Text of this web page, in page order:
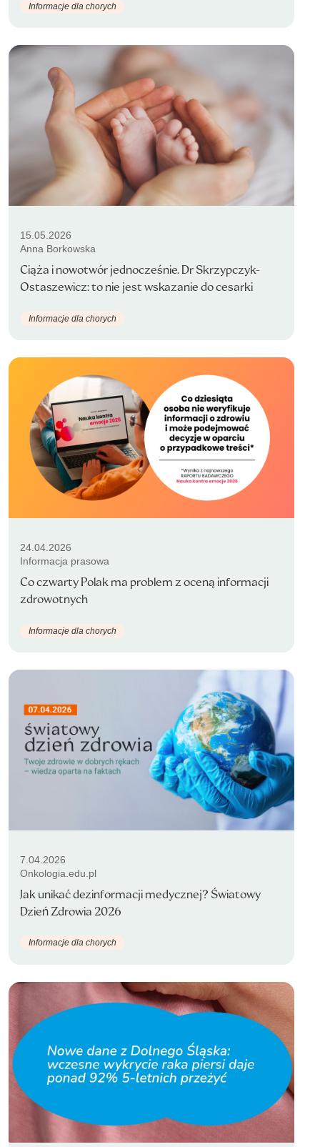
Informacje dla chorych
15.05.2026
Anna Borkowska
Ciąża i nowotwór jednocześnie. Dr Skrzypczyk-
Ostaszewicz: to nie jest wskazanie do cesarki
Informacje dla chorych
24.04.2026
Informacja prasowa
Co czwarty Polak ma problem z oceną informacji
zdrowotnych
Informacje dla chorych
7.04.2026
Onkologia.edu.pl
Jak unikać dezinformacji medycznej? Światowy
Dzień Zdrowia 2026
Informacje dla chorych